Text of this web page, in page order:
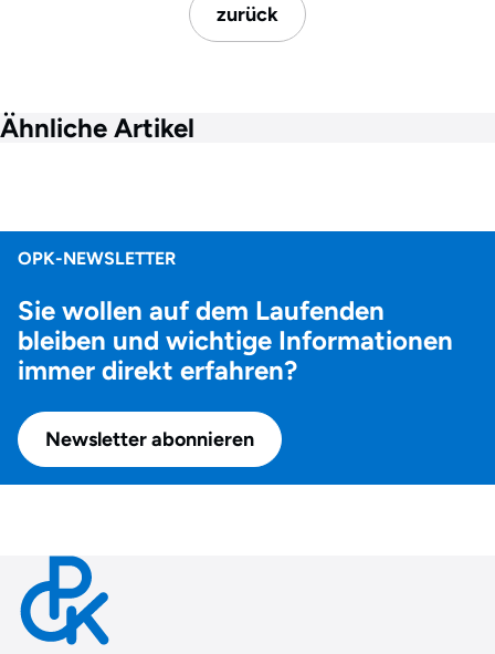
zurück
Ähnliche Artikel
OPK-NEWSLETTER
Sie wollen auf dem Laufenden
bleiben und wichtige Informationen
immer direkt erfahren?
Newsletter abonnieren
Contact